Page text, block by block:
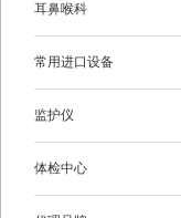
耳鼻喉科
常用进口设备
监护仪
体检中心